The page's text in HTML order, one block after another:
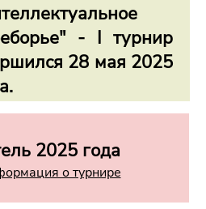
- I турнир
28 мая 2025
2025 года
о турнире